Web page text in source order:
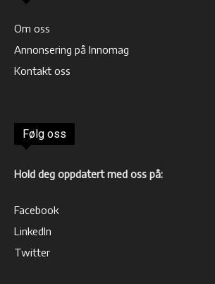
Om oss
Annonsering på Innomag
Kontakt oss
Følg oss
Hold deg oppdatert med oss på:
Facebook
LinkedIn
Twitter